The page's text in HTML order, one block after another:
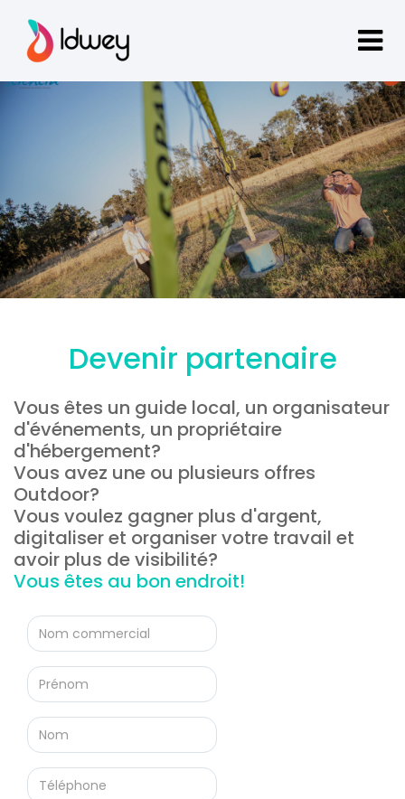
Devenir partenaire
Vous êtes un guide local, un organisateur
d'événements, un propriétaire
d'hébergement?
Vous avez une ou plusieurs offres
Outdoor?
Vous voulez gagner plus d'argent,
digitaliser et organiser votre travail et
avoir plus de visibilité?
Vous êtes au bon endroit!